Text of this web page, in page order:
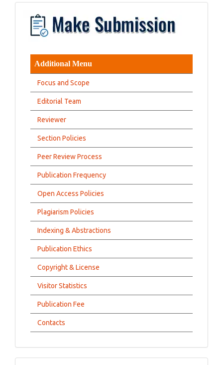
Additional Menu
Focus and Scope
Editorial Team
Reviewer
Section Policies
Peer Review Process
Publication Frequency
Open Access Policies
Plagiarism Policies
Indexing & Abstractions
Publication Ethics
Copyright & License
Visitor Statistics
Publication Fee
Contacts